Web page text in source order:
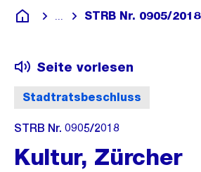
Deutsch
Blende alle Breadcrumbs ein
STRB Nr. 0905/2018
Stadtratsbeschluss
Seite vorlesen
STRB Nr. 0905/2018
Kultur, Zürcher